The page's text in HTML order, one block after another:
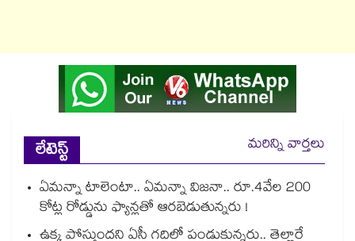
లేటెస్ట్
మరిన్ని వార్తలు
ఏమన్నా టాలెంటా.. ఏమన్నా విజనా.. రూ.4వేల 200
కోట్ల రోడ్డును ఫ్యాన్లతో ఆరబెడుతున్నరు !